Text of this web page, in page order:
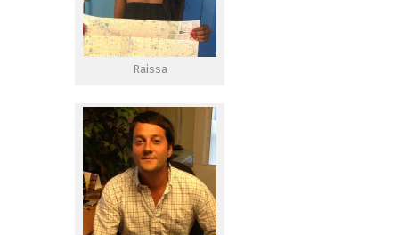
Raissa